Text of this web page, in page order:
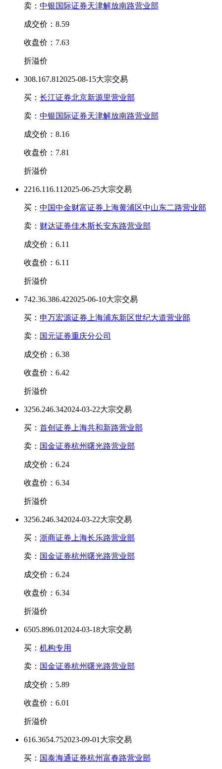
卖： 中银国际证券天津解放南路营业部
成交价：8.59
收盘价：7.63
折溢价
308.167.81 2025-08-15大宗交易
买： 长江证券北京新源里营业部
卖： 中银国际证券天津解放南路营业部
成交价：8.16
收盘价：7.81
折溢价
2216.116.11 2025-06-25大宗交易
买： 中国中金财富证券上海黄浦区中山东二路营业部
卖： 财达证券佳木斯长安东路营业部
成交价：6.11
收盘价：6.11
折溢价
742.36.386.422025-06-10大宗交易
买： 申万宏源证券上海浦东新区世纪大道营业部
卖： 国元证券重庆分公司
成交价：6.38
收盘价：6.42
折溢价
3256.246.342024-03-22大宗交易
买： 首创证券上海共和新路营业部
卖： 国金证券杭州曙光路营业部
成交价：6.24
收盘价：6.34
折溢价
3256.246.342024-03-22大宗交易
买： 浙商证券上海长乐路营业部
卖： 国金证券杭州曙光路营业部
成交价：6.24
收盘价：6.34
折溢价
6505.896.01 2024-03-18大宗交易
买： 机构专用
卖： 国金证券杭州曙光路营业部
成交价：5.89
收盘价：6.01
折溢价
616.3654.752023-09-01大宗交易
买： 国泰海通证券杭州富春路营业部